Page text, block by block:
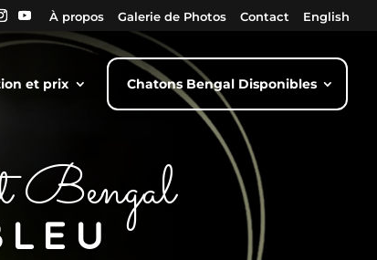
À propos Galerie de Photos Contact English
et prix Chatons Bengal Disponibles
Bengal